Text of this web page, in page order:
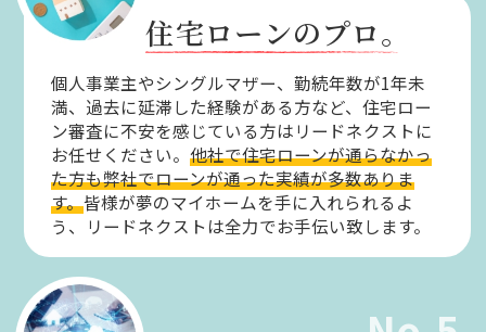
住宅ローンのプロ。
個人事業主やシングルマザー、勤続年数が1年未
満、過去に延滞した経験がある方など、住宅ロー
ン審査に不安を感じている方はリードネクストに
お任せください。他社で住宅ローンが通らなかっ
た方も弊社でローンが通った実績が多数ありま
す。皆様が夢のマイホームを手に入れられるよ
う、リードネクストは全力でお手伝い致します。